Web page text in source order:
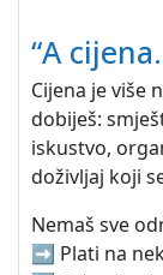
“A
Cijena je više
dobiješ:
iskustvo,
doživljaj koji
Nemaš sve
➡️ Plati na